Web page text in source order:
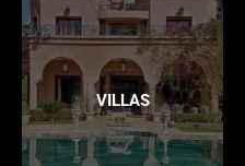
VILLAS